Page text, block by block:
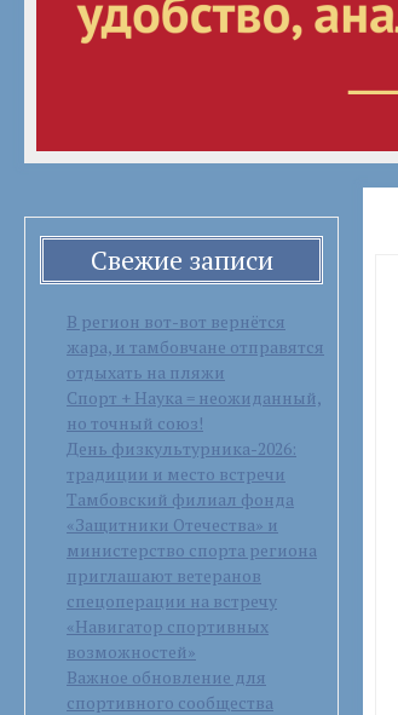
Свежие записи
В регион вот-вот вернётся
жара, и тамбовчане отправятся
отдыхать на пляжи
Спорт + Наука = неожиданный,
но точный союз!
День физкультурника-2026:
традиции и место встречи
Тамбовский филиал фонда
«Защитники Отечества» и
министерство спорта региона
приглашают ветеранов
спецоперации на встречу
«Навигатор спортивных
возможностей»
Важное обновление для
спортивного сообщества